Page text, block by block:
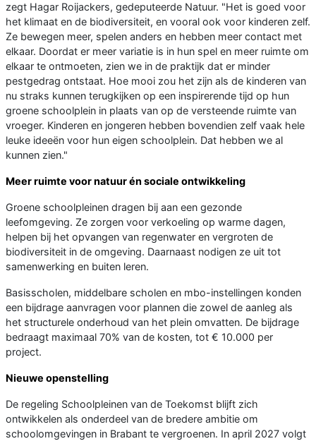
zegt Hagar Roijackers, gedeputeerde Natuur. "Het is goed voor
het klimaat en de biodiversiteit, en vooral ook voor kinderen zelf.
Ze bewegen meer, spelen anders en hebben meer contact met
elkaar. Doordat er meer variatie is in hun spel en meer ruimte om
elkaar te ontmoeten, zien we in de praktijk dat er minder
pestgedrag ontstaat. Hoe mooi zou het zijn als de kinderen van
nu straks kunnen terugkijken op een inspirerende tijd op hun
groene schoolplein in plaats van op de versteende ruimte van
vroeger. Kinderen en jongeren hebben bovendien zelf vaak hele
leuke ideeën voor hun eigen schoolplein. Dat hebben we al
kunnen zien."
Meer ruimte voor natuur én sociale ontwikkeling
Groene schoolpleinen dragen bij aan een gezonde
leefomgeving. Ze zorgen voor verkoeling op warme dagen,
helpen bij het opvangen van regenwater en vergroten de
biodiversiteit in de omgeving. Daarnaast nodigen ze uit tot
samenwerking en buiten leren.
Basisscholen, middelbare scholen en mbo-instellingen konden
een bijdrage aanvragen voor plannen die zowel de aanleg als
het structurele onderhoud van het plein omvatten. De bijdrage
bedraagt maximaal 70% van de kosten, tot € 10.000 per
project.
Nieuwe openstelling
De regeling Schoolpleinen van de Toekomst blijft zich
ontwikkelen als onderdeel van de bredere ambitie om
schoolomgevingen in Brabant te vergroenen. In april 2027 volgt